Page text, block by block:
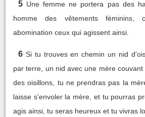
5 Une femme ne portera pas des
homme des vêtements
abomination ceux qui agissent ainsi.
6 Si tu trouves en chemin un nid
par terre, un nid avec une mère
des oisillons, tu ne prendras pas la
laisse s'envoler la mère, et tu pourras
agis ainsi, tu seras heureux et tu vivras